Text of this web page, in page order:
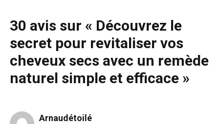
21 août 2024
30 avis sur « Découvrez le
secret pour revitaliser vos
cheveux secs avec un remède
naturel simple et efficace »
Arnaudétoilé